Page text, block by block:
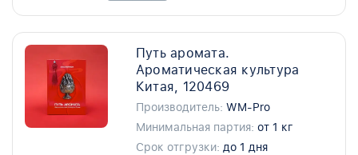
Путь аромата.
Ароматическая культура
Китая, 120469
Производитель: WM-Pro
Минимальная партия: от 1 кг
Срок отгрузки: до 1 дня